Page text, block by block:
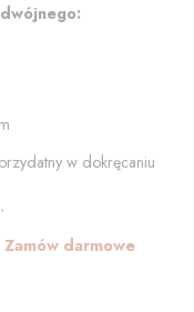
przydatny w dokręcaniu
Zamów darmowe